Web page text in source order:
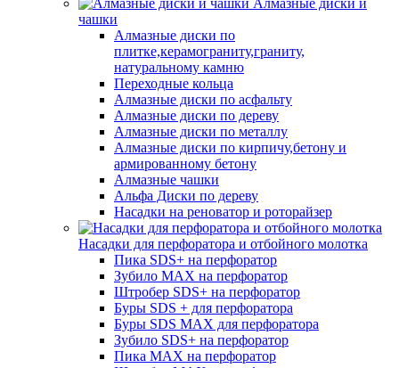
Алмазные диски и
чашки
Алмазные диски по
плитке,керамограниту,граниту,
натуральному камню
Переходные кольца
Алмазные диски по асфальту
Алмазные диски по дереву
Алмазные диски по металлу
Алмазные диски по кирпичу,бетону и
армированному бетону
Алмазные чашки
Альфа Диски по дереву
Насадки на реноватор и роторайзер
Насадки для перфоратора и отбойного молотка
Пика SDS+ на перфоратор
Зубило MAX на перфоратор
Штробер SDS+ на перфоратор
Буры SDS + для перфоратора
Буры SDS MAX для перфоратора
Зубило SDS+ на перфоратор
Пика MAX на перфоратор